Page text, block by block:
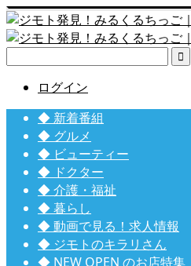

ログイン
◆ 新着番組
◆ グルメ
◆ ビューティー
◆ ドクター
◆ 介護・福祉
◆ 暮らし
◆ 動画で見る！求人情報
◆ ジモトのキラリさん
◆ NEW OPEN のお店特集